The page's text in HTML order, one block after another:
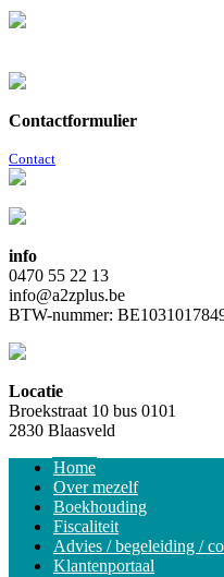
Contactformulier
Contact
info
0470 55 22 13
info@a2zplus.be
BTW-nummer:
Locatie
Broekstraat 10 bus 0101
2830 Blaasveld
Home
Over mezelf
Boekhouding
Fiscaliteit
Advies / begeleiding /
Klantenportaal